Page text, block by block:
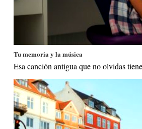
Tu memoria y la música
Esa canción antigua que no olvidas